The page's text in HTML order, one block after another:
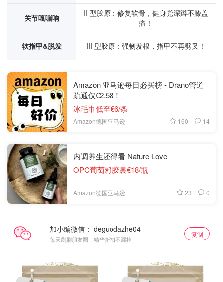
关节嘎嘣响
II 型胶原：修复软骨，健身党深蹲不膝盖
痛！
软指甲&脱发 III 型胶原：强韧发根，指甲不再劈叉！
Amazon 亚马逊每日必买榜 - Drano管道
疏通仅€2.58！
冰毛巾低至€6/条
Amazon德国亚马逊 160 14
内调养生还得看 Nature Love
OPC葡萄籽胶囊€18/瓶
Amazon德国亚马逊 23 0
加小编微信：
每天刷刷朋友圈，精华折扣不漏掉
复制